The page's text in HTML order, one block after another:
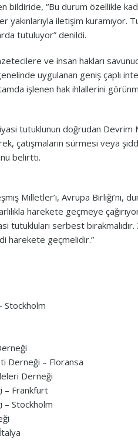
bildiride, “Bu durum özellikle
yakınlarıyla iletişim kuramıyor.
tutuluyor” denildi.
ve insan hakları
uygulanan geniş çaplı
işlenen hak ihlallerini
tutuklunun doğrudan Devrim
çatışmaların sürmesi veya
belirtti.
Milletler’i, Avrupa Birliği’ni,
harekete geçmeye
tutukluları serbest
harekete geçmelidir.”
Stockholm
Derneği – Floransa
Derneği
– Frankfurt
– Stockholm